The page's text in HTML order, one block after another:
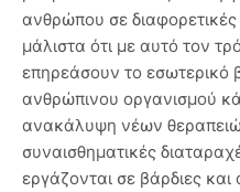
ανθρώπου σε
μάλιστα ότι με αυτό τον
επηρεάσουν το εσωτερικό
ανθρώπινου οργανισμού
ανακάλυψη νέων
συναισθηματικές
εργάζονται σε βάρδιες